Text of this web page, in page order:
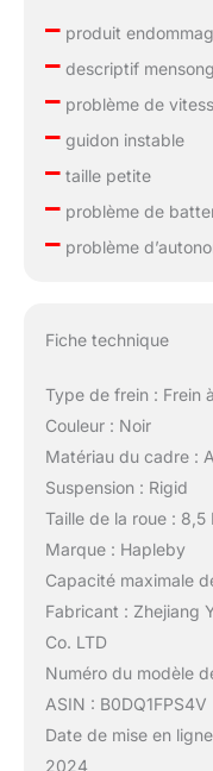
–produit
–descriptif
–problème de
–guidon instable
–taille petite
–problème de
–problème
Fiche technique
Type de frein : Frein
Couleur : Noir
Matériau du cadre :
Suspension : Rigid
Taille de la roue : 8,5
Marque : Hapleby
Capacité maximale
Fabricant : Zhejiang
Co. LTD
Numéro du modèle
ASIN : B0DQ1FPS4V
Date de mise en
2024